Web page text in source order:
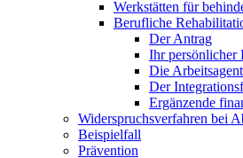
Werkstätten für
Berufliche
Der Antrag
Ihr persönlicher
Die
Der
Ergänzende
Widerspruchsverfahren bei
Beispielfall
Prävention